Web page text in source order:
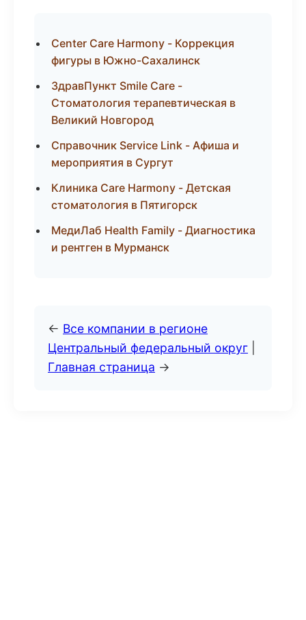
Center Care Harmony - Коррекция
фигуры в Южно-Сахалинск
ЗдравПункт Smile Care -
Стоматология терапевтическая в
Великий Новгород
Справочник Service Link - Афиша и
мероприятия в Сургут
Клиника Care Harmony - Детская
стоматология в Пятигорск
МедиЛаб Health Family - Диагностика
и рентген в Мурманск
← Все компании в регионе
Центральный федеральный округ
Главная страница →